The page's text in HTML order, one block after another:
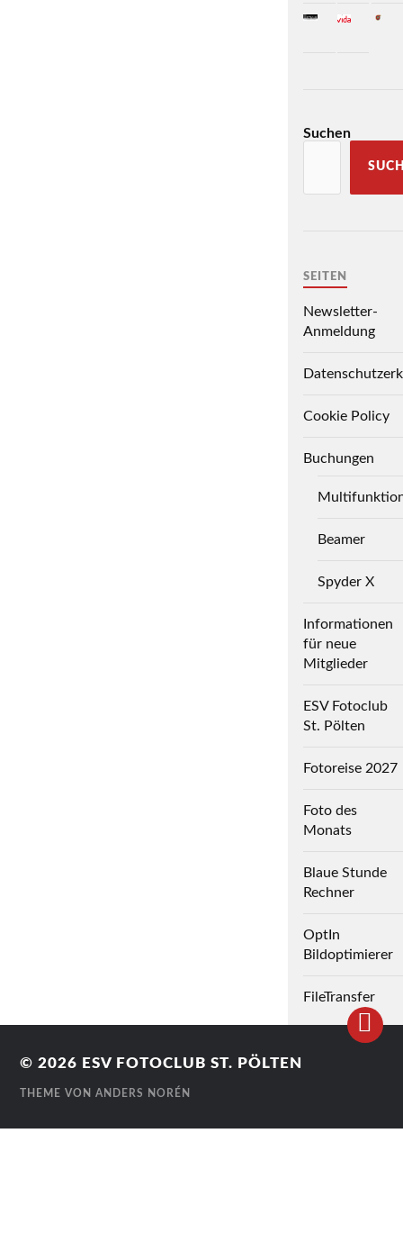
Suchen
SEITEN
Newsletter-
Anmeldung
Cookie Policy
Buchungen
Beamer
Spyder X
Informationen
für neue
Mitglieder
ESV Fotoclub
St. Pölten
Fotoreise 2027
Foto des
Monats
Blaue Stunde
Rechner
OptIn
Bildoptimierer
FileTransfer
© 2026 ESV FOTOCLUB ST. PÖLTEN
THEME VONANDERS NORÉN